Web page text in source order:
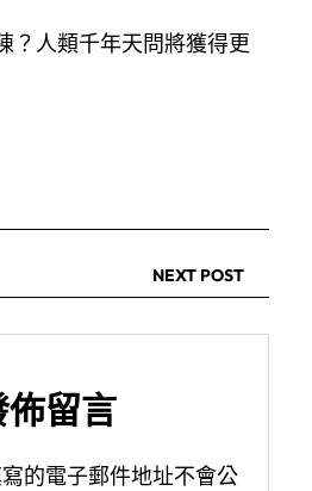
？人類千年天問將獲得更
NEXT POST
佈留言
的電子郵件地址不會公